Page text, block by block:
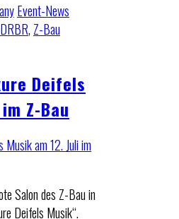
Event-News
, Z-Bau
Deifels
Z-Bau
Salon des Z-Bau in
Deifels Musik“.